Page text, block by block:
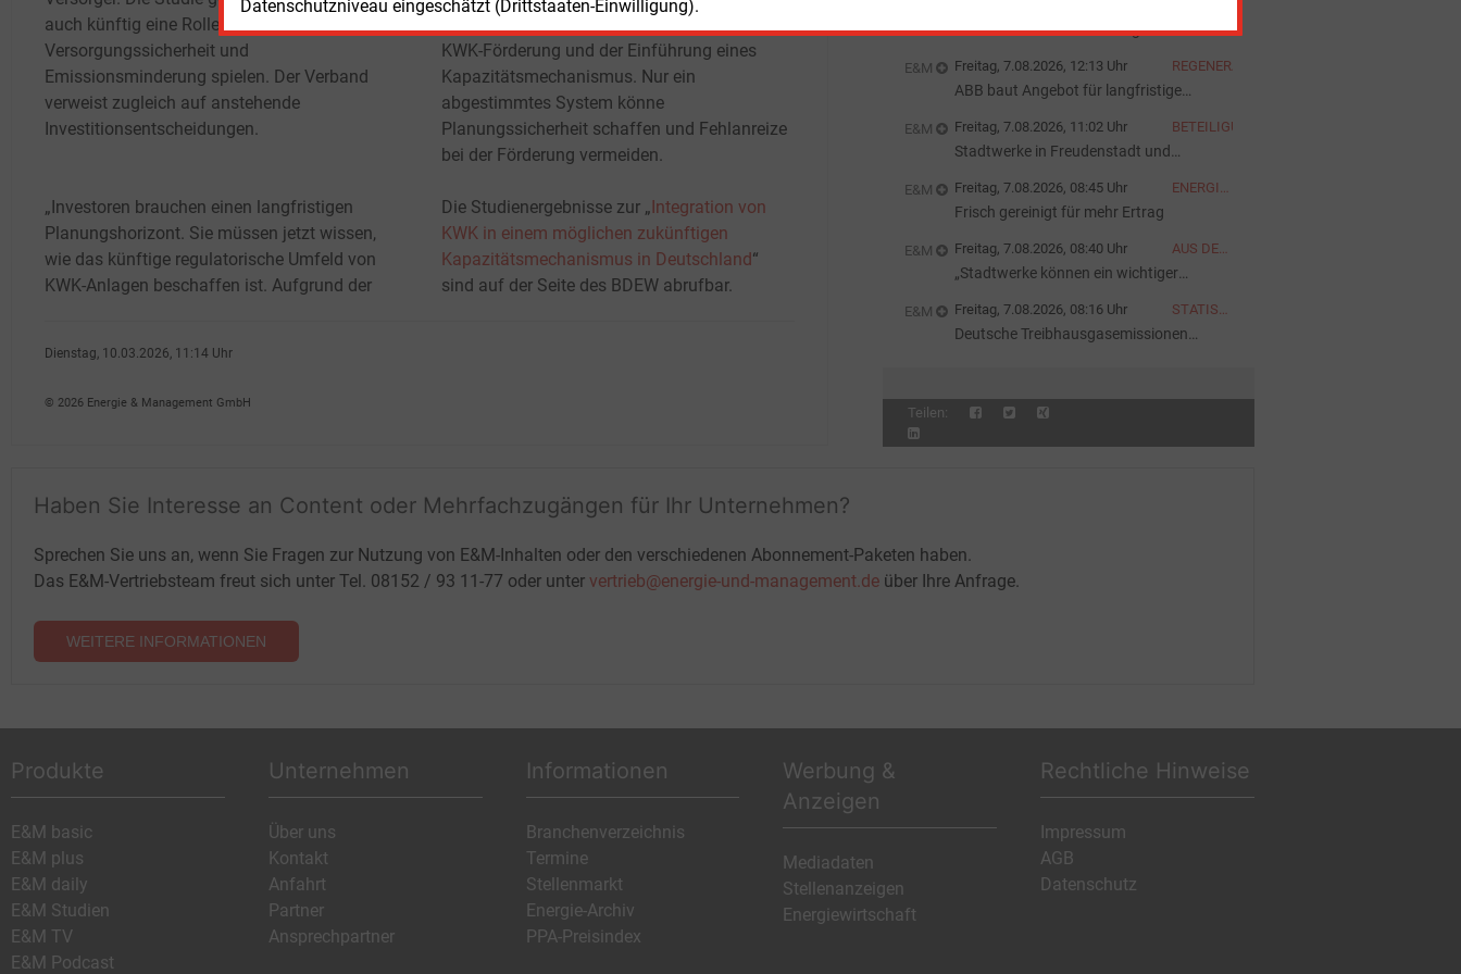
Datenschutzniveau eingeschätzt (Drittstaaten-Einwilligung).
auch künftig eine Rolle für
Versorgungssicherheit und
Emissionsminderung spielen. Der Verband
verweist zugleich auf anstehende
Investitionsentscheidungen.
„Investoren brauchen einen langfristigen
Planungshorizont. Sie müssen jetzt wissen,
wie das künftige regulatorische Umfeld von
KWK-Anlagen beschaffen ist. Aufgrund der
KWK-Förderung und der Einführung eines
Kapazitätsmechanismus. Nur ein
abgestimmtes System könne
Planungssicherheit schaffen und Fehlanreize
bei der Förderung vermeiden.
Die Studienergebnisse zur „ Integration von
KWK in einem möglichen zukünftigen
Kapazitätsmechanismus in Deutschland “
sind auf der Seite des BDEW abrufbar.
Dienstag, 10.03.2026, 11:14 Uhr
© 2026 Energie & Management GmbH
Wenn die Fabrik das Wohngebiet heizt
E&M Freitag, 7.08.2026, 12:13 Uhr REGENERATIVE
ABB baut Angebot für langfristige
E&M Freitag, 7.08.2026, 11:02 Uhr BETEILIGUNG
Stadtwerke in Freudenstadt und
E&M Freitag, 7.08.2026, 08:45 Uhr
ENERGIEFOTO
Frisch gereinigt für mehr Ertrag
E&M Freitag, 7.08.2026, 08:40 Uhr
AUS DER
AUSGABE
„Stadtwerke können ein wichtiger
E&M Freitag, 7.08.2026, 08:16 Uhr
STATISTIK
TAGES
Deutsche Treibhausgasemissionen
Teilen:
Haben Sie Interesse an Content oder Mehrfachzugängen für Ihr Unternehmen?
Sprechen Sie uns an, wenn Sie Fragen zur Nutzung von E&M-Inhalten oder den verschiedenen Abonnement-Paketen haben.
Das E&M-Vertriebsteam freut sich unter Tel. 08152 / 93 11-77 oder unter vertrieb@energie-und-management.de über Ihre Anfrage.
WEITERE INFORMATIONEN
Produkte
E&M basic
E&M plus
E&M daily
E&M Studien
E&M TV
E&M Podcast
Unternehmen
Über uns
Kontakt
Anfahrt
Partner
Ansprechpartner
Informationen
Branchenverzeichnis
Termine
Stellenmarkt
Energie-Archiv
PPA-Preisindex
Werbung &
Anzeigen
Mediadaten
Stellenanzeigen
Energiewirtschaft
Rechtliche Hinweise
Impressum
AGB
Datenschutz